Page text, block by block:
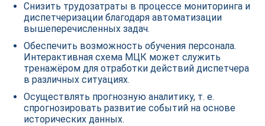
Снизить трудозатраты в процессе мониторинга и
диспетчеризации благодаря автоматизации
вышеперечисленных задач.
Обеспечить возможность обучения персонала.
Интерактивная схема МЦК может служить
тренажёром для отработки действий диспетчера
в различных ситуациях.
Осуществлять прогнозную аналитику, т. е.
спрогнозировать развитие событий на основе
исторических данных.